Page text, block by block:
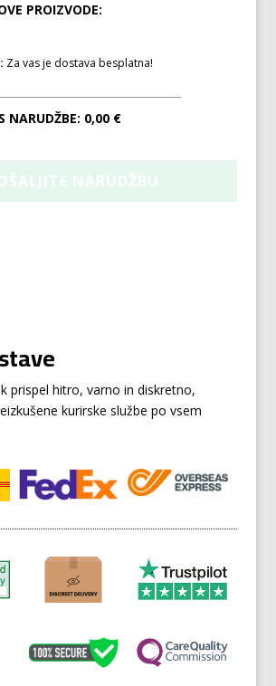
PROIZVODE:
Za vas je dostava besplatna!
NARUDŽBE: 0,00 €
prispel hitro, varno in diskretno,
kurirske službe po vsem